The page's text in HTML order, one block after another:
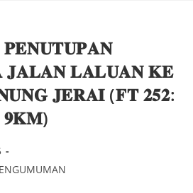
𝐋𝐀𝐋𝐔𝐀𝐍 𝐊𝐄
𝐉𝐄𝐑𝐀𝐈 (𝐅𝐓 𝟐𝟓𝟐:
𝟗𝐊𝐌)